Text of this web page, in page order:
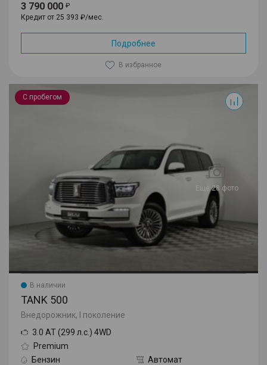
3 790 000
Кредит от 25 393 ₽/мес.
Подробнее
В избранное
С пробегом
Еще 28 фото
500
В наличии
TANK 500
Внедорожник, I поколение
3.0 AT (299 л.с.) 4WD
Premium
Бензин
Автомат